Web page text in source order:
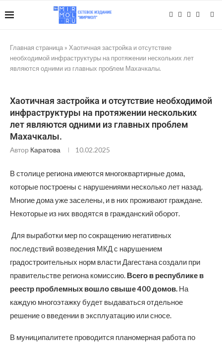
Главная страница » Хаотичная застройка и отсутствие
необходимой инфраструктуры на протяжении нескольких лет
являются одними из главных проблем Махачкалы.
Хаотичная застройка и отсутствие необходимой
инфраструктуры на протяжении нескольких
лет являются одними из главных проблем
Махачкалы.
Автор Каратова 10.02.2025
В столице региона имеются многоквартирные дома,
которые построены с нарушениями несколько лет назад.
Многие дома уже заселены, и в них проживают граждане.
Некоторые из них вводятся в гражданский оборот.
Для выработки мер по сокращению негативных
последствий возведения МКД с нарушением
градостроительных норм власти Дагестана создали при
правительстве региона комиссию. Всего в республике в
реестр проблемных вошло свыше 400 домов. На
каждую многоэтажку будет выдаваться отдельное
решение о введении в эксплуатацию или сносе.
В муниципалитете проводится планомерная работа по